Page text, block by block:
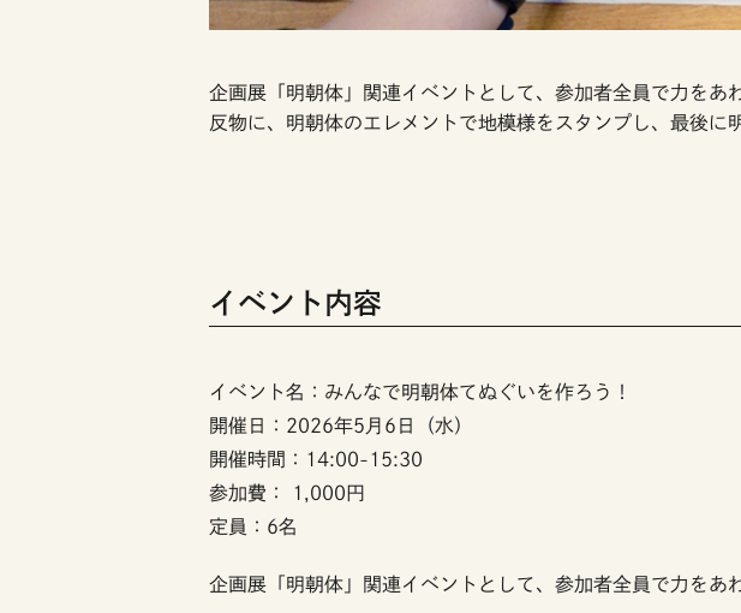
企画展「明朝体」関連イベントとして、参加者全員で力を
反物に、明朝体のエレメントで地模様をスタンプし、最後に
イベント内容
イベント名：みんなで明朝体てぬぐいを作ろう！
開催日：2026年5月6日（水）
開催時間：14:00-15:30
参加費： 1,000円
定員：6名
企画展「明朝体」関連イベントとして、参加者全員で力をあ